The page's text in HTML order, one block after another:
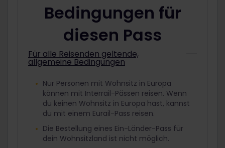
Bedingungen für
diesen Pass
Für alle Reisenden geltende,
allgemeine Bedingungen
Nur Personen mit Wohnsitz in Europa
können mit Interrail-Pässen reisen. Wenn
du keinen Wohnsitz in Europa hast, kannst
du mit einem Eurail-Pass reisen.
Die Bestellung eines Ein-Länder-Pass für
dein Wohnsitzland ist nicht möglich.